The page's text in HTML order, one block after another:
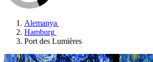
Alemanya
Hamburg
Port des Lumières